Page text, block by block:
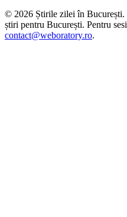
© 2026 Știrile zilei în București.
știri pentru București. Pentru
contact@weboratory.ro.